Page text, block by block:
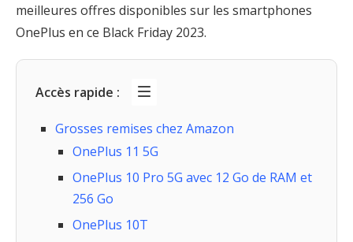
meilleures offres disponibles sur les smartphones
OnePlus en ce Black Friday 2023.
Accès rapide :
Grosses remises chez Amazon
OnePlus 11 5G
OnePlus 10 Pro 5G avec 12 Go de RAM et
256 Go
OnePlus 10T